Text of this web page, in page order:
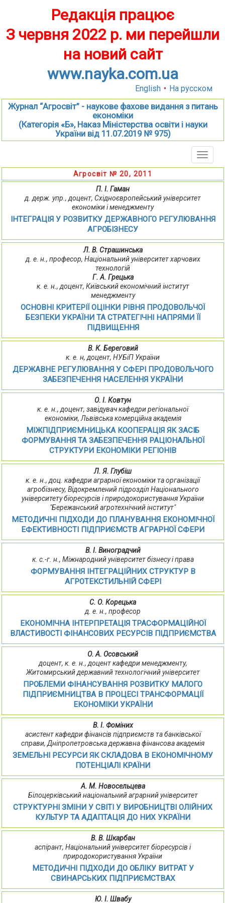
Редакція працює
З червня 2022 р. ми перейшли
на новий сайт
www.nayka.com.ua
English • На русском
Журнал “Агросвіт” - наукове фахове видання з питань
економіки
(Категорія «Б», Наказ Міністерства освіти і науки
України від 11.07.2019 № 975)
Toggle
Агросвіт № 20, 2011
П. І. Гаман
д. держ. упр., доцент, Східноєвропейський університет
економіки і менеджменту
ІНТЕГРАЦІЯ У РОЗВИТКУ ДЕРЖАВНОГО РЕГУЛЮВАННЯ
АГРОБІЗНЕСУ
Л. В. Страшинська
д. е. н., професор, Національний університет харчових
технологій
Г. А. Грецька
к. е. н., доцент, Київський економічний інститут
менеджменту
ОСНОВНІ КРИТЕРІЇ ОЦІНКИ РІВНЯ ПРОДОВОЛЬЧОЇ
БЕЗПЕКИ УКРАЇНИ ТА СТРАТЕГІЧНІ НАПРЯМИ ЇЇ
ПІДВИЩЕННЯ
В. К. Береговий
к. е. н, доцент, НУБіП України
ДЕРЖАВНЕ РЕГУЛЮВАННЯ У СФЕРІ ПРОДОВОЛЬЧОГО
ЗАБЕЗПЕЧЕННЯ НАСЕЛЕННЯ УКРАЇНИ
О. І. Ковтун
к. е. н., доцент, завідувач кафедри регіональної
економіки, Львівська комерційна академія
МІЖПІДПРИЄМНИЦЬКА КООПЕРАЦІЯ ЯК ЗАСІБ
ФОРМУВАННЯ ТА ЗАБЕЗПЕЧЕННЯ РАЦІОНАЛЬНОЇ
СТРУКТУРИ ЕКОНОМІКИ РЕГІОНІВ
Л. Я. Глубіш
к. е. н., доц. кафедри аграрної економіки та організації
агробізнесу, Відокремлений підрозділ Національного
університету біоресурсів і природокористування України
"Бережанський агротехнічний інститут"
МЕТОДИЧНІ ПІДХОДИ ДО ПЛАНУВАННЯ ЕКОНОМІЧНОЇ
ЕФЕКТИВНОСТІ ПІДПРИЄМСТВ АГРАРНОЇ СФЕРИ
В. І. Виноградчий
к. с.-г. н., Міжнародний університет бізнесу і права
ФОРМУВАННЯ ІНТЕГРАЦІЙНИХ СТРУКТУР В
АГРОТЕКСТИЛЬНІЙ СФЕРІ
С. О. Корецька
д. е. н., професор
ЕКОНОМІЧНА ІНТЕРПРЕТАЦІЯ ТРАСФОРМАЦІЙНОЇ
ВЛАСТИВОСТІ ФІНАНСОВИХ РЕСУРСІВ ПІДПРИЄМСТВА
О. А. Осовський
доцент, к. е. н., доцент кафедри менеджменту,
Житомирський державний технологічний університет
ПРОБЛЕМИ ФІНАНСУВАННЯ РОЗВИТКУ МАЛОГО
ПІДПРИЄМНИЦТВА В ПРОЦЕСІ ТРАНСФОРМАЦІЇ
ЕКОНОМІКИ УКРАЇНИ
В. І. Фоміних
асистент кафедри фінансів підприємств та банківської
справи, Дніпропетровська державна фінансова академія
ЗЕМЕЛЬНІ РЕСУРСИ ЯК СКЛАДОВА В ЕКОНОМІЧНОМУ
ПОТЕНЦІАЛІ КРАЇНИ
А. М. Новосельцева
Білоцерківський національний аграрний університет
СТРУКТУРНІ ЗМІНИ У СВІТІ У ВИРОБНИЦТВІ ОЛІЙНИХ
КУЛЬТУР ТА АДАПТАЦІЯ ДО НИХ УКРАЇНИ
В. В. Шкарбан
аспірант, Національний університет біоресурсів і
природокористування України
МЕТОДИЧНІ ПІДХОДИ ДО ОБЛІКУ ВИТРАТ У
СВИНАРСЬКИХ ПІДПРИЄМСТВАХ
Ю. І. Швабу